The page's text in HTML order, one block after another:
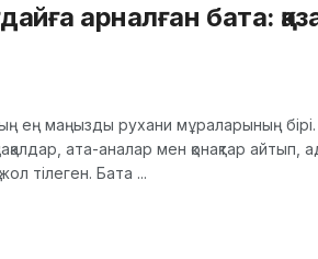
арналған бата:
ең маңызды рухани мұраларының
ата-аналар мен қонақтар айтып,
тілеген. Бата ...